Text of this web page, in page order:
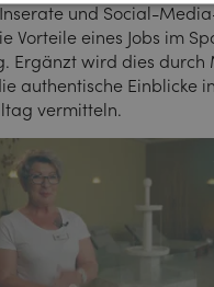
und Social-
Vorteile eines Jobs im
Ergänzt wird dies
authentische Einblicke
vermitteln.